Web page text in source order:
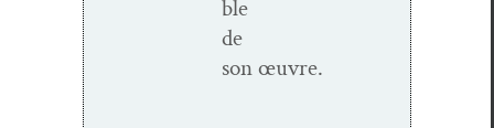
ble
de
son œuvre.